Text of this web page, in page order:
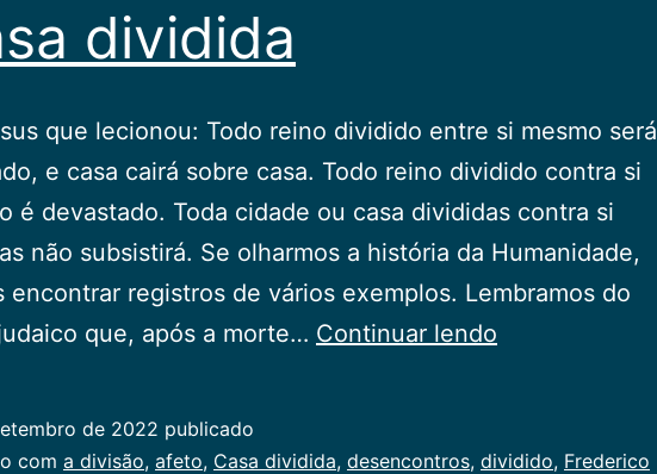
dividida
que lecionou: Todo reino dividido entre si mesmo será
e casa cairá sobre casa. Todo reino dividido contra si
é devastado. Toda cidade ou casa divididas contra si
não subsistirá. Se olharmos a história da Humanidade,
encontrar registros de vários exemplos. Lembramos do
que, após a morte… Continuar lendo
de 2022 publicado
com a divisão, afeto, Casa dividida, desencontros, dividido, Frederico